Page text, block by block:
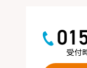
受付